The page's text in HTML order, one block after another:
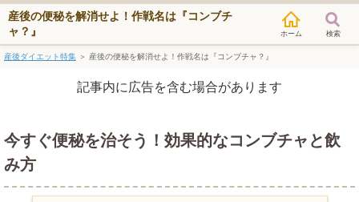
産後の便秘を解消せよ！作戦名は『コンブチ
ャ？』
検索
産後ダイエット特集 ＞ 産後の便秘を解消せよ！作戦名は『コンブチャ？』
記事内に広告を含む場合があります
今すぐ便秘を治そう！効果的なコンブチャと飲
み方